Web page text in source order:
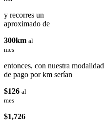
y recorres un
aproximado de
300km al
mes
entonces, con nuestra modalidad
de pago por km serían
$126 al
mes
$1,726